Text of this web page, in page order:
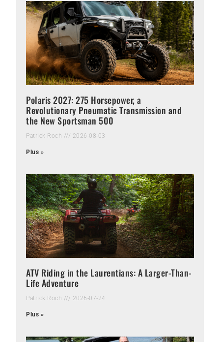
Polaris 2027: 275 Horsepower, a
Revolutionary Pneumatic Transmission and
the New Sportsman 500
Patrick Roch 2026-08-03
Plus »
ATV Riding in the Laurentians: A Larger-Than-
Life Adventure
Patrick Roch 2026-07-24
Plus »